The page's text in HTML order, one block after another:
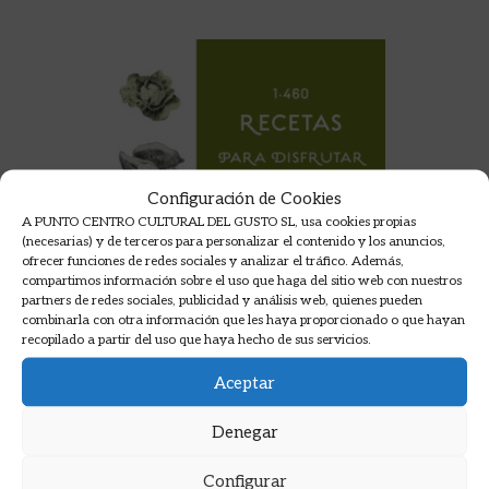
Configuración de Cookies
A PUNTO CENTRO CULTURAL DEL GUSTO SL, usa cookies propias
(necesarias) y de terceros para personalizar el contenido y los anuncios,
ofrecer funciones de redes sociales y analizar el tráfico. Además,
compartimos información sobre el uso que haga del sitio web con nuestros
partners de redes sociales, publicidad y análisis web, quienes pueden
combinarla con otra información que les haya proporcionado o que hayan
recopilado a partir del uso que haya hecho de sus servicios.
Aceptar
Denegar
Configurar